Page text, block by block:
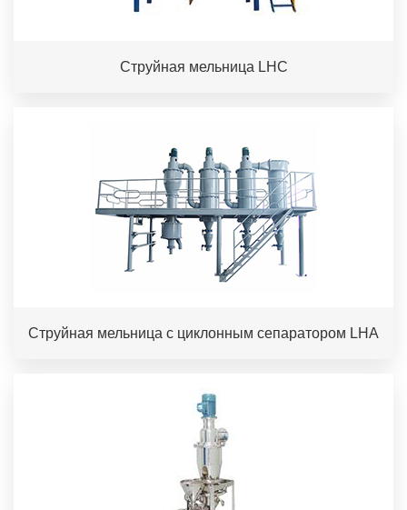
Струйная мельница LHC
Струйная мельница с циклонным сепаратором LHA